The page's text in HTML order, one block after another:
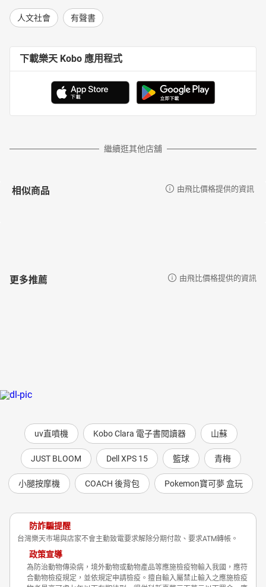
人文社會 有聲書
下載樂天 Kobo 應用程式
繼續逛其他店舖
相似商品 由飛比價格提供的資訊
更多推薦 由飛比價格提供的資訊
uv直噴機 Kobo Clara 電子書閱讀器 山蘇
JUST BLOOM Dell XPS 15 籃球 青梅
小腿按摩機 COACH 後背包 Pokemon寶可夢 盒玩
防詐騙提醒
台灣樂天市場與店家不會主動致電要求解除分期付款、要求ATM轉帳。
政策宣導
為防治動物傳染病，境外動物或動物產品等應施檢疫物輸入我國，應符
合動物檢疫規定，並依規定申請檢疫。擅自輸入屬禁止輸入之應施檢疫